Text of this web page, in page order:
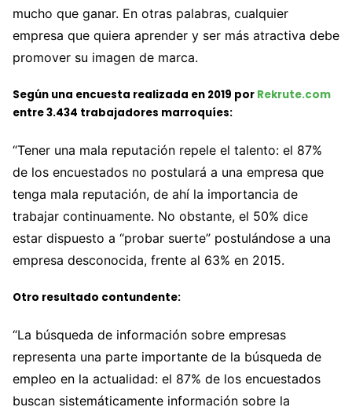
mucho que ganar. En otras palabras, cualquier
empresa que quiera aprender y ser más atractiva debe
promover su imagen de marca.
Según una encuesta realizada en 2019 por Rekrute.com
entre 3.434 trabajadores marroquíes:
“Tener una mala reputación repele el talento: el 87%
de los encuestados no postulará a una empresa que
tenga mala reputación, de ahí la importancia de
trabajar continuamente. No obstante, el 50% dice
estar dispuesto a “probar suerte” postulándose a una
empresa desconocida, frente al 63% en 2015.
Otro resultado contundente:
“La búsqueda de información sobre empresas
representa una parte importante de la búsqueda de
empleo en la actualidad: el 87% de los encuestados
buscan sistemáticamente información sobre la